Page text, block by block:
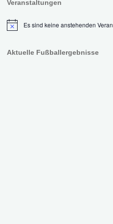
Veranstaltungen
HinweisEs sind keine anstehenden
Aktuelle Fußballergebnisse